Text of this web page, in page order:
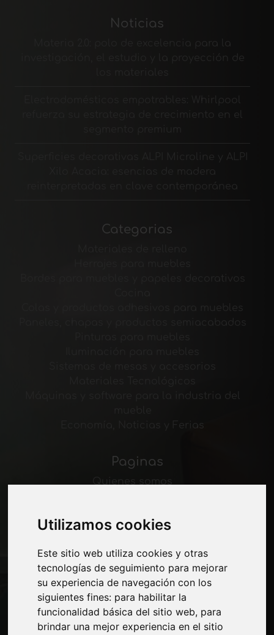
Utilizamos cookies
Este sitio web utiliza cookies y otras
tecnologías de seguimiento para mejorar
su experiencia de navegación con los
siguientes fines: para habilitar la
funcionalidad básica del sitio web, para
brindar una mejor experiencia en el sitio
Noticias
Categorias
Economía, Noticias y Ferias
Paginas
Exposiciones
Presentarte
Privacidad
Mapa del sitio